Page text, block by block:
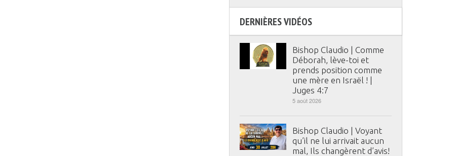
DERNIÈRES VIDÉOS
Bishop Claudio | Comme
Déborah, lève-toi et
prends position comme
une mère en Israël ! |
Juges 4:7
5 août 2026
Bishop Claudio | Voyant
qu’il ne lui arrivait aucun
mal, Ils changèrent d’avis!